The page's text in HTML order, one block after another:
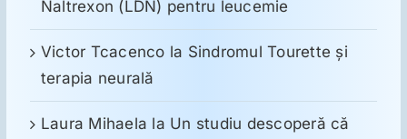
Naltrexon (LDN) pentru leucemie
Victor Tcacenco la Sindromul Tourette şi
terapia neurală
Laura Mihaela la Un studiu descoperă că